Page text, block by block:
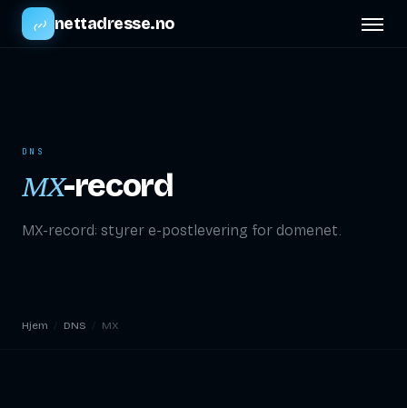
nettadresse.no
DNS
MX-record
MX-record: styrer e-postlevering for domenet.
Hjem DNS MX